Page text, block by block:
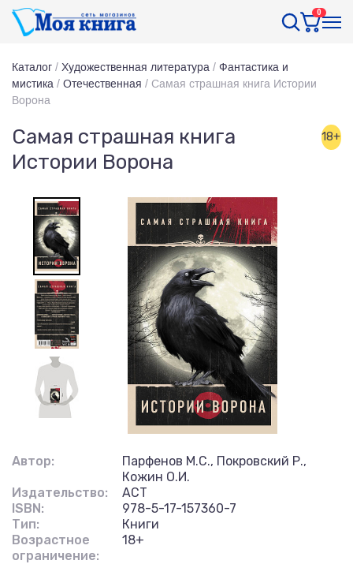
0
Каталог / Художественная литература / Фантастика и
мистика / Отечественная / Самая страшная книга Истории
Ворона
Самая страшная книга
Истории Ворона
18+
Автор:
Парфенов М.С., Покровский Р.,
Кожин О.И.
Издательство:
АСТ
ISBN:
978-5-17-157360-7
Тип:
Книги
Возрастное
ограничение:
18+